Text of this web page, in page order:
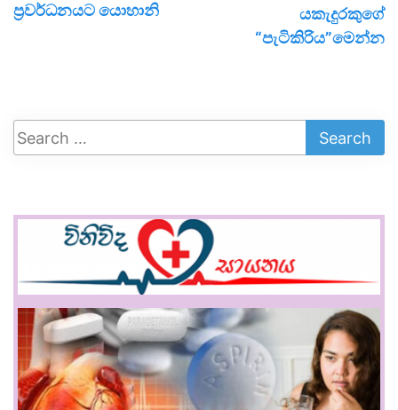
ප්‍රවර්ධනයට යොහානි
යකැදුරකුගේ
“පැටිකිරිය”මෙන්න